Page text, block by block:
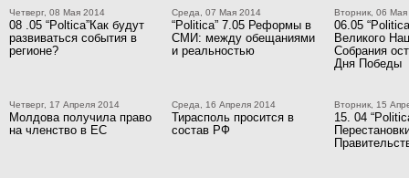
Четверг, 08 Мая 2014
08 .05 “Poltica”Как будут
развиваться события в
регионе?
Среда, 07 Мая 2014
“Politica” 7.05 Реформы в
СМИ: между обещаниями
и реальностью
Вторник, 06
06.05
Великого
Собрания
Дня Победы
Четверг, 17 Апреля 2014
Молдова получила право
на членство в ЕС
Среда, 16 Апреля 2014
Тирасполь просится в
состав РФ
Вторник, 15
15. 04